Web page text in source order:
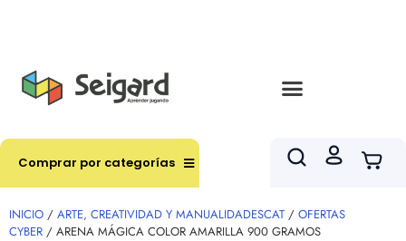
Comprar por categorías
INICIO / ARTE, CREATIVIDAD Y MANUALIDADESCAT / OFERTAS
CYBER / ARENA MÁGICA COLOR AMARILLA 900 GRAMOS